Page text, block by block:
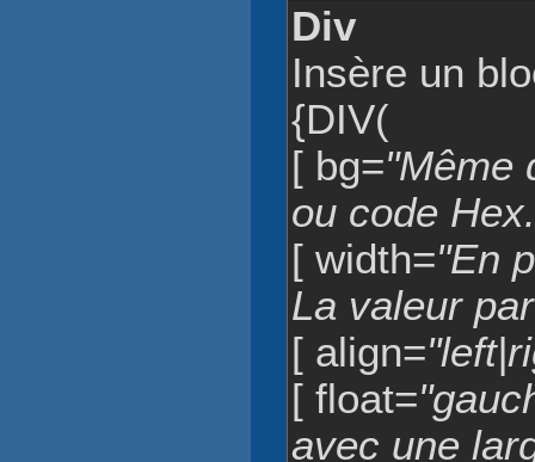
Div
Insère un
{DIV(
[ bg="Même
ou code
[ width="En
La valeur
[ align=
[ float=
avec une